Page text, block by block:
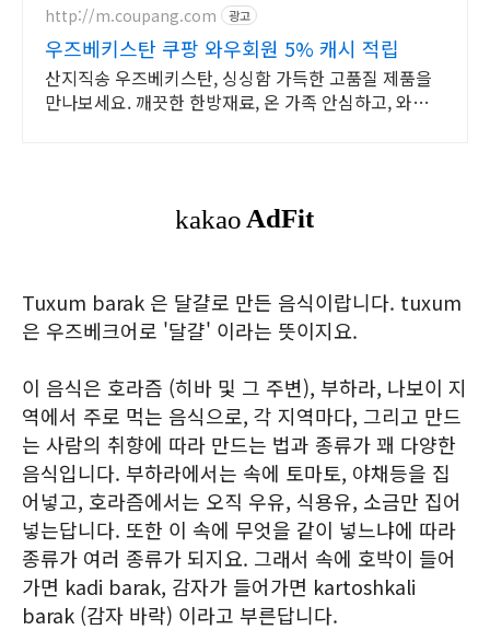
http://m.coupang.com 광고
우즈베키스탄 쿠팡 와우회원 5% 캐시 적립
산지직송 우즈베키스탄, 싱싱함 가득한 고품질 제품을
만나보세요. 깨끗한 한방재료, 온 가족 안심하고, 와우회
Tuxum barak 은 달걀로 만든 음식이랍니다. tuxum
은 우즈베크어로 '달걀' 이라는 뜻이지요.
이 음식은 호라즘 (히바 및 그 주변), 부하라, 나보이 지
역에서 주로 먹는 음식으로, 각 지역마다, 그리고 만드
는 사람의 취향에 따라 만드는 법과 종류가 꽤 다양한
음식입니다. 부하라에서는 속에 토마토, 야채등을 집
어넣고, 호라즘에서는 오직 우유, 식용유, 소금만 집어
넣는답니다. 또한 이 속에 무엇을 같이 넣느냐에 따라
종류가 여러 종류가 되지요. 그래서 속에 호박이 들어
가면 kadi barak, 감자가 들어가면 kartoshkali
barak (감자 바락) 이라고 부른답니다.